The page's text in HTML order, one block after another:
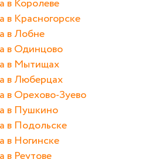
в Королеве
в Красногорске
в Лобне
в Одинцово
в Мытищах
в Люберцах
в Орехово-Зуево
в Пушкино
в Подольске
в Ногинске
в Реутове